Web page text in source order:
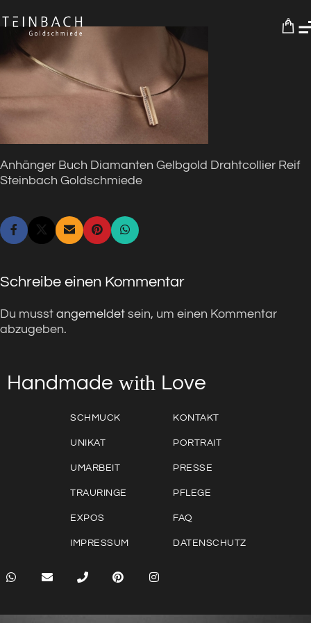
0
Anhänger Buch Diamanten Gelbgold Drahtcollier Reif
Steinbach Goldschmiede
Schreibe einen Kommentar
Du musst angemeldet sein, um einen Kommentar
abzugeben.
Handmade with Love
SCHMUCK
UNIKAT
UMARBEIT
TRAURINGE
EXPOS
IMPRESSUM
KONTAKT
PORTRAIT
PRESSE
PFLEGE
FAQ
DATENSCHUTZ